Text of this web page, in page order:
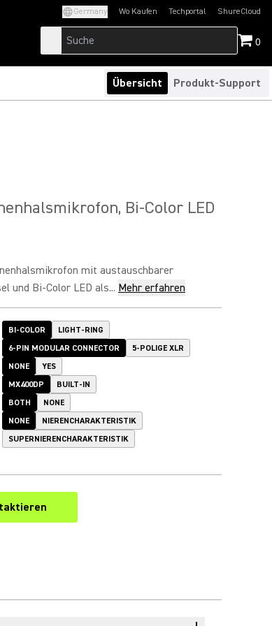
Germany Wo Kaufen Techportal
(Opens in a new tab)ShureCloud
(Opens in a new
0
Übersicht Produkt-Support
Bi-Color LED
mit austauschbarer
und Bi-Color LED als... Mehr erfahren
BI-COLOR LIGHT-RING
6-PIN MODULAR CONNECTOR 5-POLIGE XLR
NONE YES
MX400DP BUILT-IN
BOTH NONE
NONE
NIERENCHARAKTERISTIK
SUPERNIERENCHARAKTERISTIK